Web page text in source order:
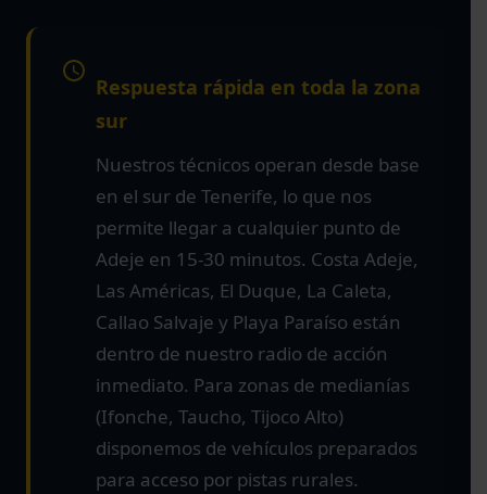
Respuesta rápida en toda la zona
sur
Nuestros técnicos operan desde base
en el sur de Tenerife, lo que nos
permite llegar a cualquier punto de
Adeje en 15-30 minutos. Costa Adeje,
Las Américas, El Duque, La Caleta,
Callao Salvaje y Playa Paraíso están
dentro de nuestro radio de acción
inmediato. Para zonas de medianías
(Ifonche, Taucho, Tijoco Alto)
disponemos de vehículos preparados
para acceso por pistas rurales.